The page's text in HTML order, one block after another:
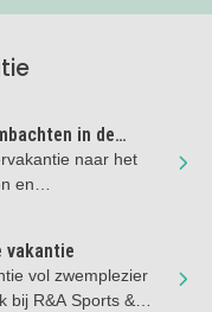
in de
naar het
en
vakantie
vol zwemplezier
bij R&A Sports &